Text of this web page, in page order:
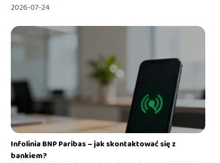
2026-07-24
Infolinia BNP Paribas – jak skontaktować się z
bankiem?